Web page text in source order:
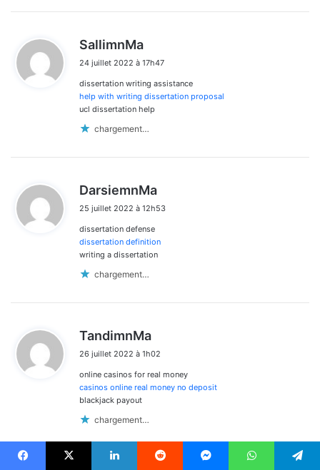
SallimnMa
t
:
24 juillet 2022 à 17h47
dissertation writing assistance
help with writing dissertation proposal
ucl dissertation help
chargement…
DarsiemnMa
t
:
25 juillet 2022 à 12h53
dissertation defense
dissertation definition
writing a dissertation
chargement…
TandimnMa
t
:
26 juillet 2022 à 1h02
online casinos for real money
casinos online real money no deposit
blackjack payout
chargement…